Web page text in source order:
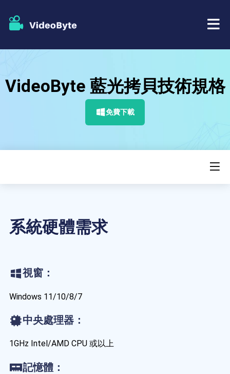
BD-DVD 開膛手
藍光拷貝
支援
VideoByte 藍光拷貝技術規格
免費下載
系統硬體需求
視窗：
Windows 11/10/8/7
中央處理器：
1GHz Intel/AMD CPU 或以上
記憶體：